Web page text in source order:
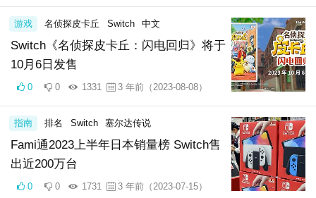
Switch《名侦探皮卡丘：闪电回归》将于
10月6日发售
游戏 名侦探皮卡丘 Switch 中文
0 0 1331 3 年前（2023-08-08）
Fami通2023上半年日本销量榜 Switch售
出近200万台
指南 排名 Switch 塞尔达传说
0 0 1731 3 年前（2023-07-15）